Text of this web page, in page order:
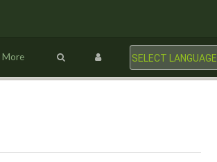
More SELECT LANGUAGE